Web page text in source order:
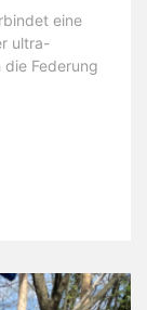
eine
ultra-
Federung